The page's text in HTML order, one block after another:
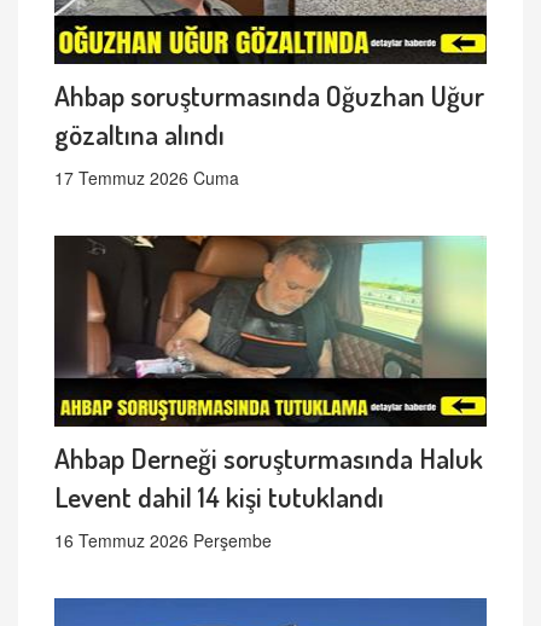
Ahbap soruşturmasında Oğuzhan Uğur
gözaltına alındı
17 Temmuz 2026 Cuma
Ahbap Derneği soruşturmasında Haluk
Levent dahil 14 kişi tutuklandı
16 Temmuz 2026 Perşembe